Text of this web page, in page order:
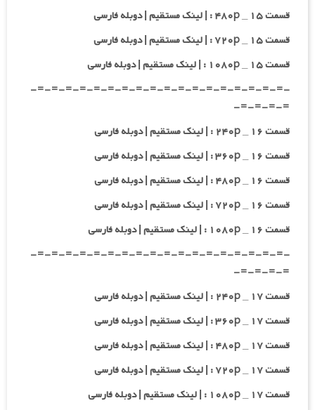
قسمت ۱۵ _ ۴۸۰p : | لینک مستقیم | دوبله فارسی
قسمت ۱۵ _ ۷۲۰p : | لینک مستقیم | دوبله فارسی
قسمت ۱۵ _ ۱۰۸۰p : | لینک مستقیم | دوبله فارسی
-=-=-=-=-=-=-=-=-=-=-=-=-=-=-=-=-=-=-
=-=-=-=-
قسمت ۱۶ _ ۲۴۰p : | لینک مستقیم | دوبله فارسی
قسمت ۱۶ _ ۳۶۰p : | لینک مستقیم | دوبله فارسی
قسمت ۱۶ _ ۴۸۰p : | لینک مستقیم | دوبله فارسی
قسمت ۱۶ _ ۷۲۰p : | لینک مستقیم | دوبله فارسی
قسمت ۱۶ _ ۱۰۸۰p : | لینک مستقیم | دوبله فارسی
-=-=-=-=-=-=-=-=-=-=-=-=-=-=-=-=-=-=-
=-=-=-=-
قسمت ۱۷ _ ۲۴۰p : | لینک مستقیم | دوبله فارسی
قسمت ۱۷ _ ۳۶۰p : | لینک مستقیم | دوبله فارسی
قسمت ۱۷ _ ۴۸۰p : | لینک مستقیم | دوبله فارسی
قسمت ۱۷ _ ۷۲۰p : | لینک مستقیم | دوبله فارسی
قسمت ۱۷ _ ۱۰۸۰p : | لینک مستقیم | دوبله فارسی